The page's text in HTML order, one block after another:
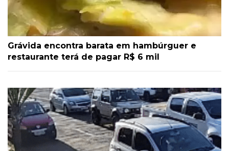
Grávida encontra barata em hambúrguer e
restaurante terá de pagar R$ 6 mil